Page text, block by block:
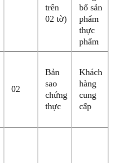
trên
02 tờ)
bố sản
phẩm
thực
phẩm
02
Bản
sao
chứng
thực
Khách
hàng
cung
cấp